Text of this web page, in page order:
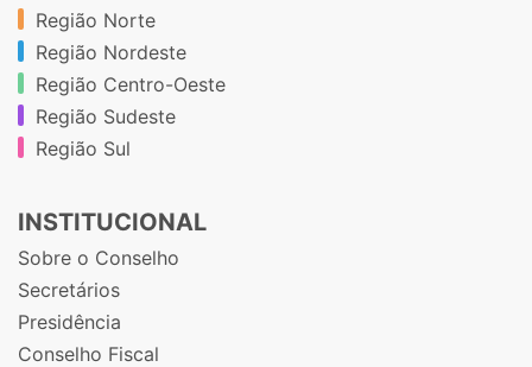
Região Norte
Região Nordeste
Região Centro-Oeste
Região Sudeste
Região Sul
INSTITUCIONAL
Sobre o Conselho
Secretários
Presidência
Conselho Fiscal